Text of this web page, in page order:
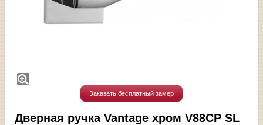
Заказать бесплатный замер
Дверная ручка Vantage хром V88CP SL